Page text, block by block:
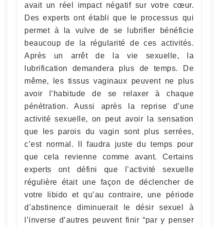
avait un réel impact négatif sur votre cœur.
Des experts ont établi que le processus qui
permet à la vulve de se lubrifier bénéficie
beaucoup de la régularité de ces activités.
Après un arrêt de la vie sexuelle, la
lubrification demandera plus de temps. De
même, les tissus vaginaux peuvent ne plus
avoir l’habitude de se relaxer à chaque
pénétration. Aussi après la reprise d’une
activité sexuelle, on peut avoir la sensation
que les parois du vagin sont plus serrées,
c’est normal. Il faudra juste du temps pour
que cela revienne comme avant. Certains
experts ont défini que l’activité sexuelle
régulière était une façon de déclencher de
votre libido et qu’au contraire, une période
d’abstinence diminuerait le désir sexuel à
l’inverse d’autres peuvent finir “par y penser